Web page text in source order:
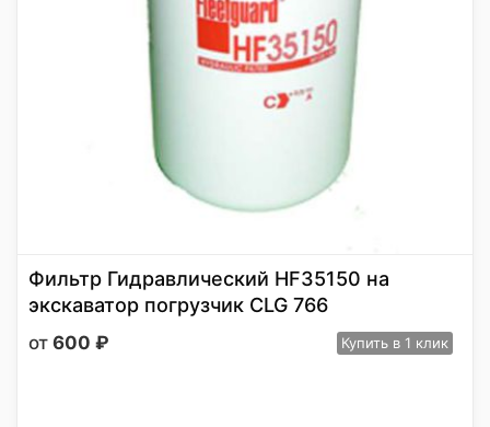
Фильтр Гидравлический НF35150 на
экскаватор погрузчик CLG 766
600 ₽ Купить в 1 клик